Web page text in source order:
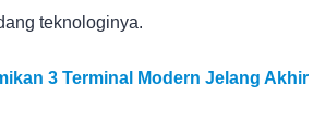
teknologinya.
3 Terminal Modern Jelang Akhir